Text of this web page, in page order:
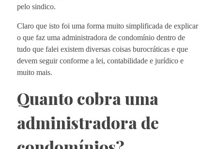
pelo sindico.
Claro que isto foi uma forma muito simplificada de explicar
o que faz uma administradora de condomínio dentro de
tudo que falei existem diversas coisas burocráticas e que
devem seguir conforme a lei, contabilidade e jurídico e
muito mais.
Quanto cobra uma
administradora de